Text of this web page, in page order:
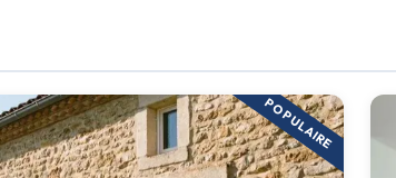
POPULAIRE